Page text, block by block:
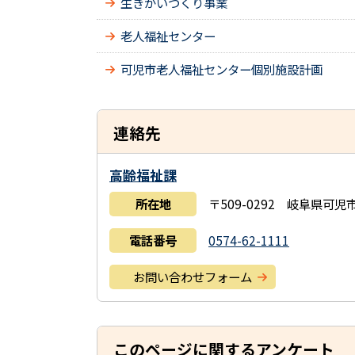
老人福祉センター
可児市老人福祉センター個別施設計画
連絡先
高齢福祉課
所在地 〒509-0292 岐阜県可児
電話番号 0574-62-1111
お問い合わせフォーム
このページに関するアンケート